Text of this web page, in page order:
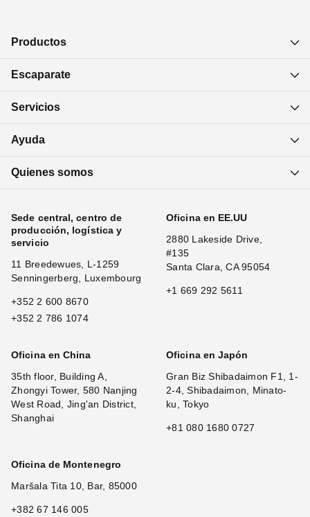
Productos
Escaparate
Servicios
Ayuda
Quienes somos
Sede central, centro de
producción, logística y
servicio
11 Breedewues, L-1259
Senningerberg, Luxembourg
+352 2 600 8670
+352 2 786 1074
Oficina en EE.UU
2880 Lakeside Drive,
#135
Santa Clara, CA 95054
+1 669 292 5611
Oficina en China
35th floor, Building A,
Zhongyi Tower, 580 Nanjing
West Road, Jing'an District,
Shanghai
Oficina en Japón
Gran Biz Shibadaimon F1, 1-
2-4, Shibadaimon, Minato-
ku, Tokyo
+81 080 1680 0727
Oficina de Montenegro
Maršala Tita 10, Bar, 85000
+382 67 146 005